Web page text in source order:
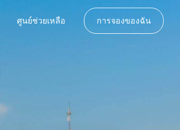
ศูนย์ช่วยเหลือ การจองของฉัน